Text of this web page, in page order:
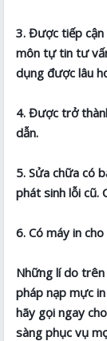
3. Được tiếp
môn tự tin tư
dụng được lâu
4. Được trở
dẫn.
5. Sửa chữa có
phát sinh lỗi cũ.
6. Có máy in
Những lí do
pháp nạp mực
hãy gọi ngay
sàng phục vụ